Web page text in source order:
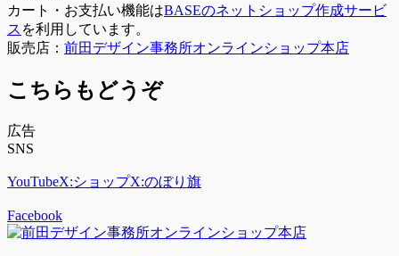
カート・お支払い機能はBASEのネットショップ作成サービ
ス を利用しています。
販売店： 前田デザイン事務所オンラインショップ本店
こちらもどうぞ
広告
SNS
YouTubeX:ショップX:のぼり旗
Facebook